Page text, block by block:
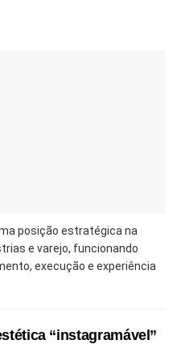
posição estratégica na
e varejo, funcionando
execução e experiência
“instagramável”